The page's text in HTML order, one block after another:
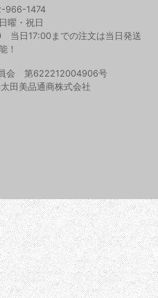
966-1474
曜・祝日
当日17:00までの注文は当日発送
！
会 第622212004906号
田美品通商株式会社